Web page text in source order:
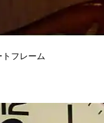
フレーム